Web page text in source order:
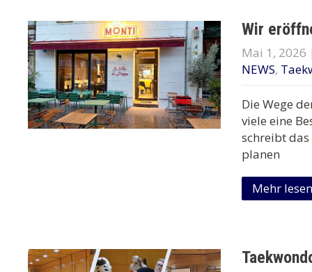
Wir
Mai 1, 2026
NEWS,
Die Wege
viele eine
schreibt das
planen
Mehr lesen